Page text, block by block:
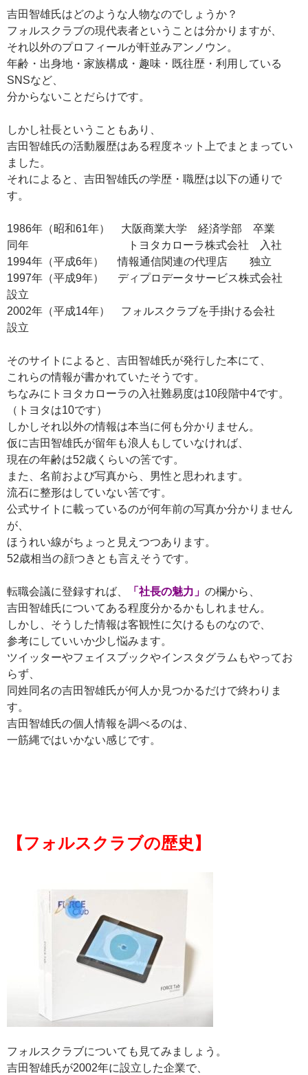
吉田智雄氏はどのような人物なのでしょうか？
フォルスクラブの現代表者ということは分かりますが、
それ以外のプロフィールが軒並みアンノウン。
年齢・出身地・家族構成・趣味・既往歴・利用している
SNSなど、
分からないことだらけです。
しかし社長ということもあり、
吉田智雄氏の活動履歴はある程度ネット上でまとまってい
ました。
それによると、吉田智雄氏の学歴・職歴は以下の通りで
す。
1986年（昭和61年） 大阪商業大学 経済学部 卒業
同年 トヨタカローラ株式会社 入社
1994年（平成6年） 情報通信関連の代理店 独立
1997年（平成9年） ディプロデータサービス株式会社
設立
2002年（平成14年） フォルスクラブを手掛ける会社
設立
そのサイトによると、吉田智雄氏が発行した本にて、
これらの情報が書かれていたそうです。
ちなみにトヨタカローラの入社難易度は10段階中4です。
（トヨタは10です）
しかしそれ以外の情報は本当に何も分かりません。
仮に吉田智雄氏が留年も浪人もしていなければ、
現在の年齢は52歳くらいの筈です。
また、名前および写真から、男性と思われます。
流石に整形はしていない筈です。
公式サイトに載っているのが何年前の写真か分かりません
が、
ほうれい線がちょっと見えつつあります。
52歳相当の顔つきとも言えそうです。
転職会議に登録すれば、 「社長の魅力」 の欄から、
吉田智雄氏についてある程度分かるかもしれません。
しかし、そうした情報は客観性に欠けるものなので、
参考にしていいか少し悩みます。
ツイッターやフェイスブックやインスタグラムもやってお
らず、
同姓同名の吉田智雄氏が何人か見つかるだけで終わりま
す。
吉田智雄氏の個人情報を調べるのは、
一筋縄ではいかない感じです。
【フォルスクラブの歴史】
フォルスクラブについても見てみましょう。
吉田智雄氏が2002年に設立した企業で、